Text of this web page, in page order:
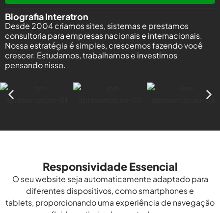
Biografia Interatron
Desde 2004 criamos sites, sistemas e prestamos
consultoria para empresas nacionais e internacionais.
Nossa estratégia é simples, crescemos fazendo você
crescer. Estudamos, trabalhamos e investimos
pensando nisso.
Responsividade Essencial
O seu website seja automaticamente adaptado para
diferentes dispositivos, como smartphones e
tablets, proporcionando uma experiência de navegação